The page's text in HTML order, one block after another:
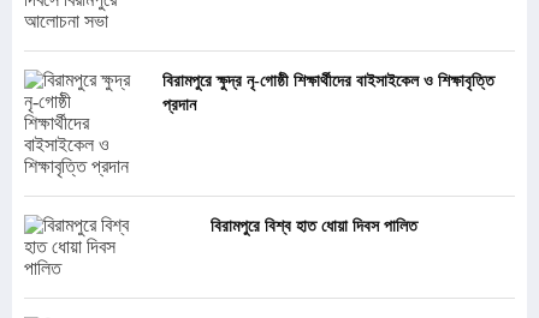
বিরামপুরে ক্ষুদ্র নৃ-গোষ্ঠী শিক্ষার্থীদের বাইসাইকেল ও শিক্ষাবৃত্তি
প্রদান
বিরামপুরে বিশ্ব হাত ধোয়া দিবস পালিত